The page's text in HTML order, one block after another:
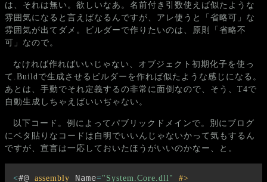
は、それは無い。欲しいなあ。名前付き引数使えば似たような
雰囲気になると言えばなるんですが、アレ使うと「省略可」な
雰囲気が出てダメ。ビルダーで作りたいのは、原則「省略不
可」なので。
なければ作ればいいじゃない、オブジェクト初期化子を使っ
て.Buildで生成させるビルダーを作れば似たような感じになる。
あとは、手動でそれ定義するの非常に面倒なので、そう、T4で
自動生成しちゃえばいいぢゃない。
以下コード。例によってパブリックドメインで。別にブログ
にベタ貼りなコードは自明でいいんじゃないかって気もするん
ですが、宣言は一応しておいたほうがいいのかなー、と。
<#@ assembly Name="System.Core.dll"
#>